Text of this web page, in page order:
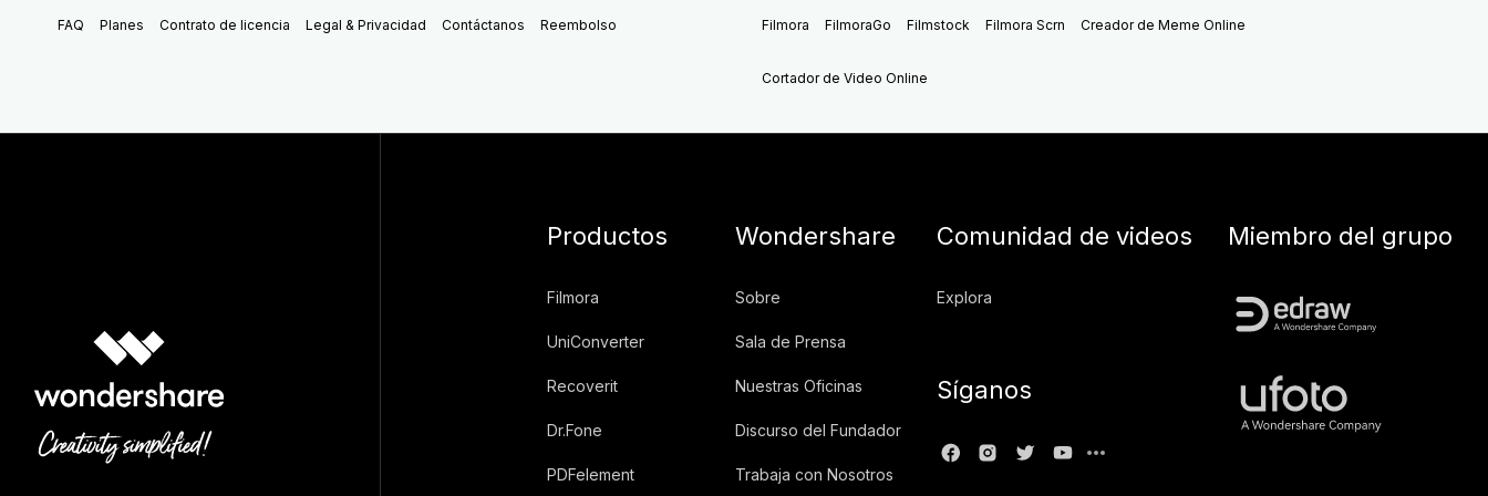
FAQ Planes Contrato de licencia Legal & Privacidad Contáctanos Reembolso Filmora FilmoraGo Filmstock Filmora Scrn Creador de Meme Online
Cortador de Video Online
Productos
Filmora
UniConverter
Recoverit
Dr.Fone
PDFelement
Wondershare
Sobre
Sala de Prensa
Nuestras Oficinas
Discurso del Fundador
Trabaja con Nosotros
Comunidad de videos
Explora
Síganos
Miembro del grupo